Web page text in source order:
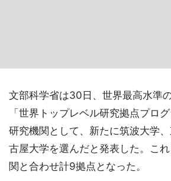
文部科学省は30日、世界最高水準
「世界トップレベル研究拠点プロ
研究機関として、新たに筑波大学
古屋大学を選んだと発表した。こ
関と合わせ計9拠点となった。